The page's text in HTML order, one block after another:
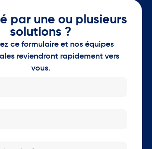
par une ou plusieurs
solutions ?
ce formulaire et nos équipes
reviendront rapidement vers
vous.